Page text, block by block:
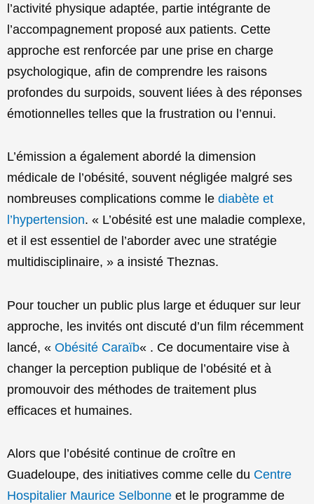
l’activité physique adaptée, partie intégrante de
l’accompagnement proposé aux patients. Cette
approche est renforcée par une prise en charge
psychologique, afin de comprendre les raisons
profondes du surpoids, souvent liées à des réponses
émotionnelles telles que la frustration ou l’ennui.
L’émission a également abordé la dimension
médicale de l’obésité, souvent négligée malgré ses
nombreuses complications comme le diabète et
l’hypertension. « L’obésité est une maladie complexe,
et il est essentiel de l’aborder avec une stratégie
multidisciplinaire, » a insisté Theznas.
Pour toucher un public plus large et éduquer sur leur
approche, les invités ont discuté d’un film récemment
lancé, « Obésité Caraïb« . Ce documentaire vise à
changer la perception publique de l’obésité et à
promouvoir des méthodes de traitement plus
efficaces et humaines.
Alors que l’obésité continue de croître en
Guadeloupe, des initiatives comme celle du Centre
Hospitalier Maurice Selbonne et le programme de